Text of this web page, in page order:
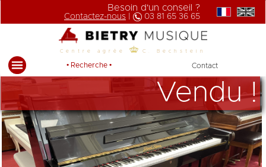
Besoin d'un conseil ?
Contactez-nous 03 81 65 36 65
Centre agrée C. Bechstein
• Recherche • Contact
Vendu !